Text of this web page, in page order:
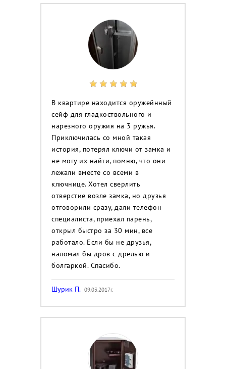
В квартире находится оружейнный
сейф для гладкоствольного и
нарезного оружия на 3 ружья.
Приключилась со мной такая
история, потерял ключи от замка и
не могу их найти, помню, что они
лежали вместе со всеми в
ключнице. Хотел сверлить
отверстие возле замка, но друзья
отговорили сразу, дали телефон
специалиста, приехал парень,
открыл быстро за 30 мин, все
работало. Если бы не друзья,
наломал бы дров с дрелью и
болгаркой. Спасибо.
Шурик П. 09.03.2017г.